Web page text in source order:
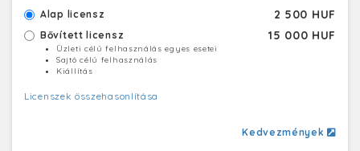
Alap licensz 2 500 HUF
Bővített licensz 15 000 HUF
Üzleti célú felhasználás egyes esetei
Sajtó célú felhasználás
Kiállítás
Licenszek összehasonlítása
Kedvezmények